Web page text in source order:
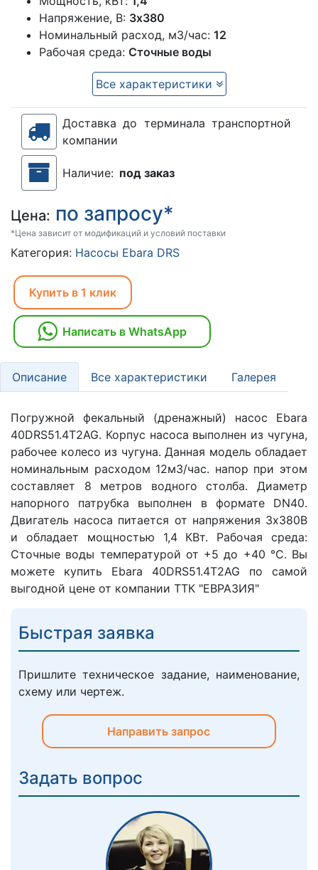
Напряжение, В: 3х380
Номинальный расход, м3/час: 12
Рабочая среда: Сточные воды
Все характеристики
Доставка до терминала транспортной
компании
Наличие: под заказ
Цена: по запросу*
*Цена зависит от модификаций и условий поставки
Категория: Насосы Ebara DRS
Купить в 1 клик
Написать в WhatsApp
Описание Все характеристики Галерея
Погружной фекальный (дренажный) насос Ebara
40DRS51.4T2AG. Корпус насоса выполнен из чугуна,
рабочее колесо из чугуна. Данная модель обладает
номинальным расходом 12м3/час. напор при этом
составляет 8 метров водного столба. Диаметр
напорного патрубка выполнен в формате DN40.
Двигатель насоса питается от напряжения 3х380В
и обладает мощностью 1,4 КВт. Рабочая среда:
Сточные воды температурой от +5 до +40 °C. Вы
можете купить Ebara 40DRS51.4T2AG по самой
выгодной цене от компании ТТК "ЕВРАЗИЯ"
Быстрая заявка
Пришлите техническое задание, наименование,
схему или чертеж.
Направить запрос
Задать вопрос